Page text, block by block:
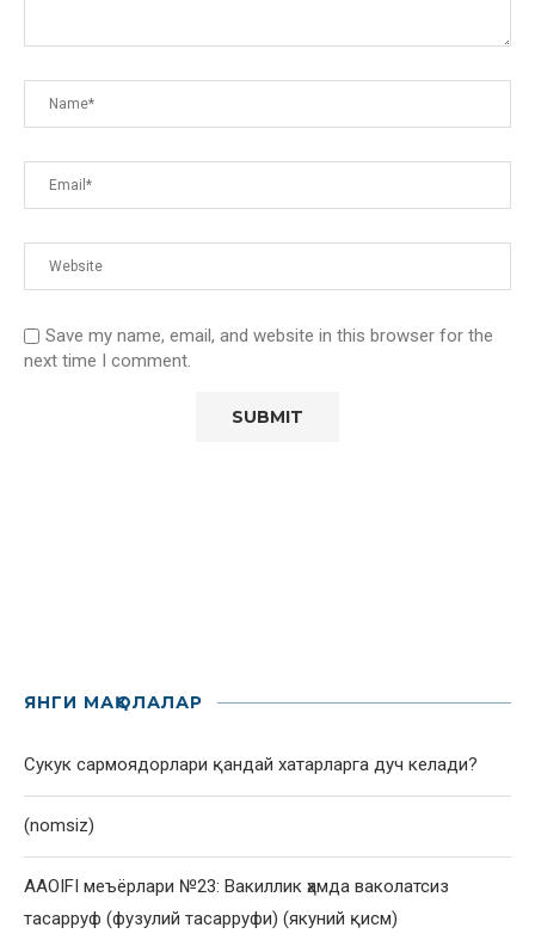
Save my name, email, and website in this browser for the
next time I comment.
ЯНГИ МАҚОЛАЛАР
Сукук сармоядорлари қандай хатарларга дуч келади?
(nomsiz)
AAOIFI меъёрлари №23: Вакиллик ҳамда ваколатсиз
тасарруф (фузулий тасарруфи) (якуний қисм)